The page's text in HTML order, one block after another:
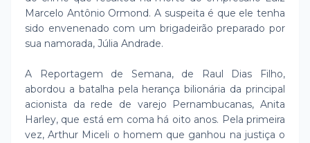
Marcelo Antônio Ormond. A suspeita é que ele tenha
sido envenenado com um brigadeirão preparado por
sua namorada, Júlia Andrade.
A Reportagem de Semana, de Raul Dias Filho,
abordou a batalha pela herança bilionária da principal
acionista da rede de varejo Pernambucanas, Anita
Harley, que está em coma há oito anos. Pela primeira
vez, Arthur Miceli o homem que ganhou na justiça o